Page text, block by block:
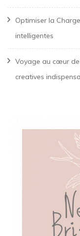
Optimiser la
intelligentes
Voyage au cœur de
creatives